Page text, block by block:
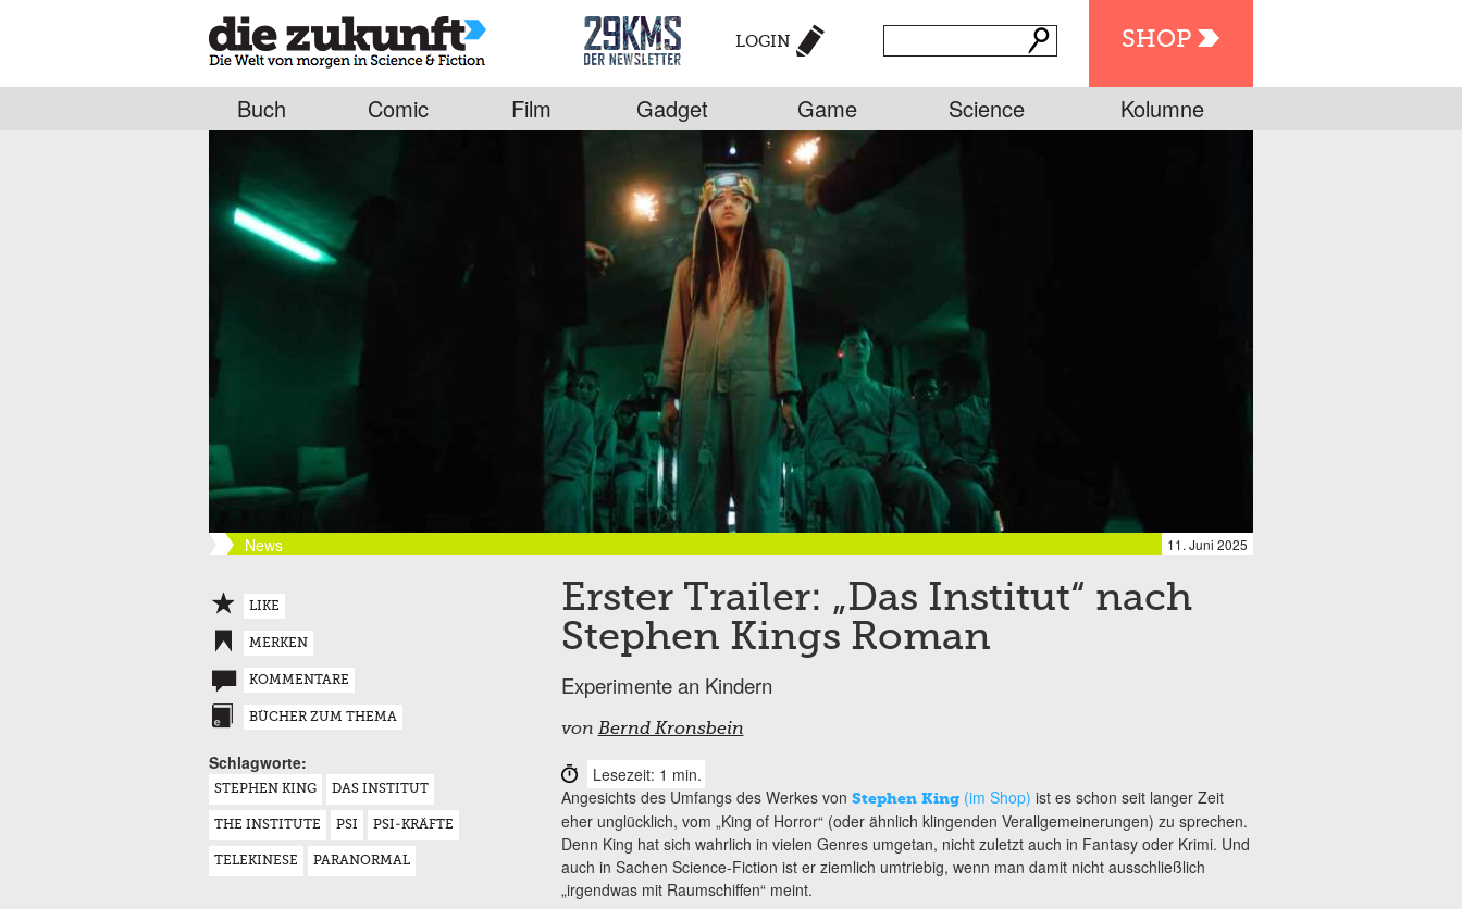
SHOP
LOGIN
Buch Comic Film Gadget Game Science Kolumne
News 11. Juni 2025
Erster Trailer: „Das Institut“ nach
Stephen Kings Roman
Experimente an Kindern
von Bernd Kronsbein
Lesezeit: 1 min.
Angesichts des Umfangs des Werkes von Stephen King(im Shop) ist es schon seit langer Zeit
eher unglücklich, vom „King of Horror“ (oder ähnlich klingenden Verallgemeinerungen) zu sprechen.
Denn King hat sich wahrlich in vielen Genres umgetan, nicht zuletzt auch in Fantasy oder Krimi. Und
auch in Sachen Science-Fiction ist er ziemlich umtriebig, wenn man damit nicht ausschließlich
„irgendwas mit Raumschiffen“ meint.
LIKE
MERKEN
KOMMENTARE
BÜCHER ZUM THEMA
Schlagworte:
STEPHEN KING DAS INSTITUT
THE INSTITUTE PSI PSI-KRÄFTE
TELEKINESE PARANORMAL